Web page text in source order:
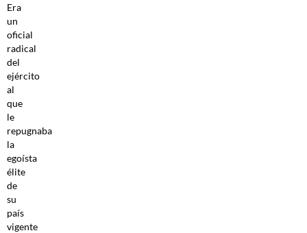
Era
un
oficial
radical
del
ejército
al
que
le
repugnaba
la
egoísta
élite
de
su
país
vigente